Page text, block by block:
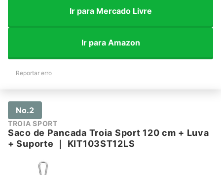
Ir para Mercado Livre
Ir para Amazon
Reportar erro
No.2
TROIA SPORT
Saco de Pancada Troia Sport 120 cm + Luva
+ Suporte
KIT103ST12LS